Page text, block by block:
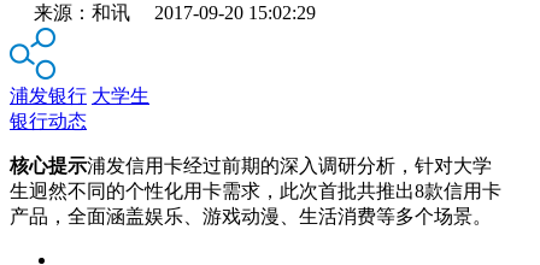
来源：和讯 2017-09-20 15:02:29
浦发银行 大学生
银行动态
核心提示浦发信用卡经过前期的深入调研分析，针对大学
生迥然不同的个性化用卡需求，此次首批共推出8款信用卡
产品，全面涵盖娱乐、游戏动漫、生活消费等多个场景。